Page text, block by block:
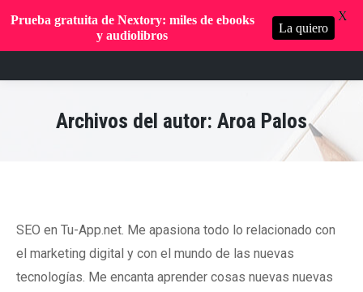
Archivos del autor: Aroa Palos
SEO en Tu-App.net. Me apasiona todo lo relacionado con
el marketing digital y con el mundo de las nuevas
tecnologías. Me encanta aprender cosas nuevas nuevas
Prueba gratuita de Nextory: miles de ebooks
y audiolibros
La quiero
X